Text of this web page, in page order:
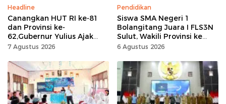
Headline
Canangkan HUT RI ke-81
dan Provinsi ke-
62,Gubernur Yulius Ajak
Seluruh Masyarakat
Kemerdekaan Momentum
Kerja Keras
7 Agustus 2026
Pendidikan
Siswa SMA Negeri 1
Bolangitang Juara I FLS3N
Sulut, Wakili Provinsi ke
Tingkat Nasional
6 Agustus 2026